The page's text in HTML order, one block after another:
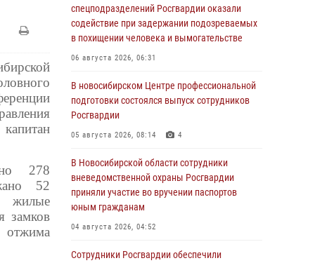
278
52
жилые
замков
спецподразделений Росгвардии оказали
содействие при задержании подозреваемых
в похищении человека и вымогательстве
06 августа 2026, 06:31
В новосибирском Центре профессиональной
подготовки состоялся выпуск сотрудников
Росгвардии
05 августа 2026, 08:14 4
В Новосибирской области сотрудники
вневедомственной охраны Росгвардии
приняли участие во вручении паспортов
юным гражданам
04 августа 2026, 04:52
Сотрудники Росгвардии обеспечили